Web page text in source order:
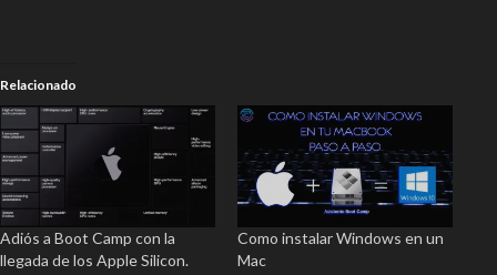
Relacionado
Adiós a Boot Camp con la
llegada de los Apple Silicon.
Como instalar Windows en un
Mac